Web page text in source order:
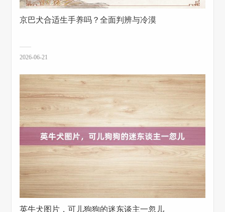
京巴犬合适生手养吗？全面判辨与冷漠
2026-06-21
英牛犬图片，可儿狗狗的迷东谈主一忽儿